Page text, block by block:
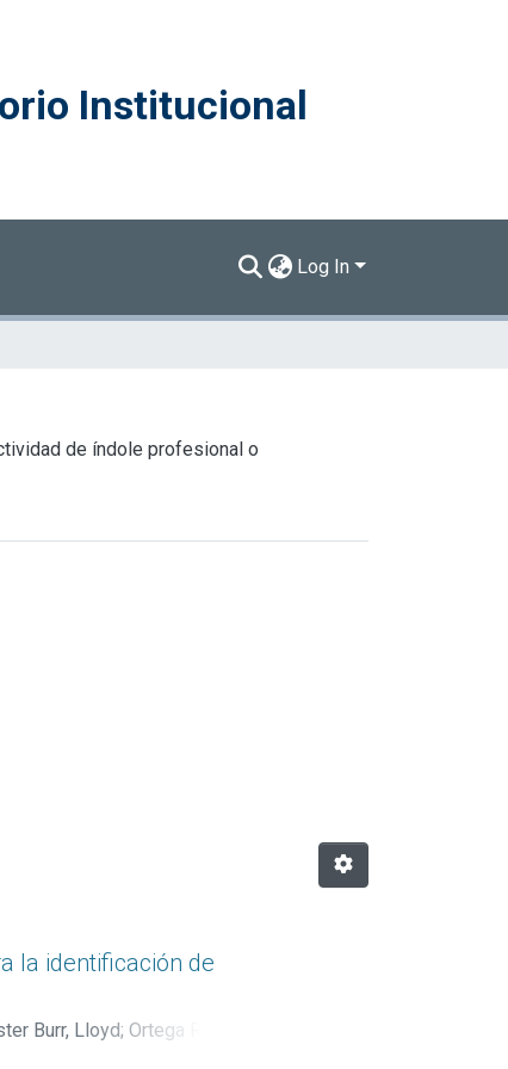
Institucional
Log In
de índole profesional o
CULTIVOS"
la identificación de
Burr, Lloyd; Ortega Rivera,